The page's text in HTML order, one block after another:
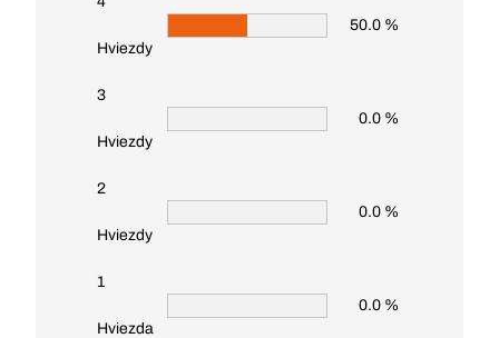
Hviezdy
50.0 %
3
Hviezdy
0.0 %
2
Hviezdy
0.0 %
1
Hviezda
0.0 %